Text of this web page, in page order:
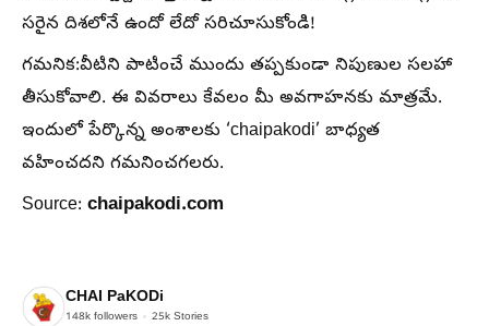
సరైన దిశలోనే ఉందో లేదో సరిచూసుకోండి!
గమనిక:వీటిని పాటించే ముందు తప్పకుండా నిపుణుల సలహా
తీసుకోవాలి. ఈ వివరాలు కేవలం మీ అవగాహనకు మాత్రమే.
ఇందులో పేర్కొన్న అంశాలకు ‘chaipakodi’ బాధ్యత
వహించదని గమనించగలరు.
Source: chaipakodi.com
CHAI PaKODi
148k followers 25k Stories